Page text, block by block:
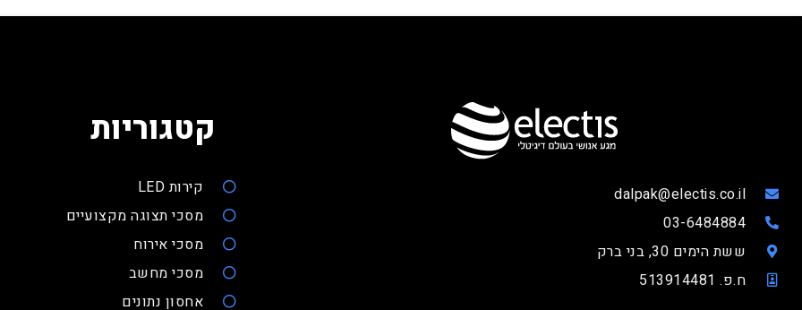
dalpak@electis.co.il
03-6484884
ששת הימים 30, בני ברק
ח.פ. 513914481
קטגוריות
קירות LED
מסכי תצוגה מקצועיים
מסכי אירוח
מסכי מחשב
אחסון נתונים